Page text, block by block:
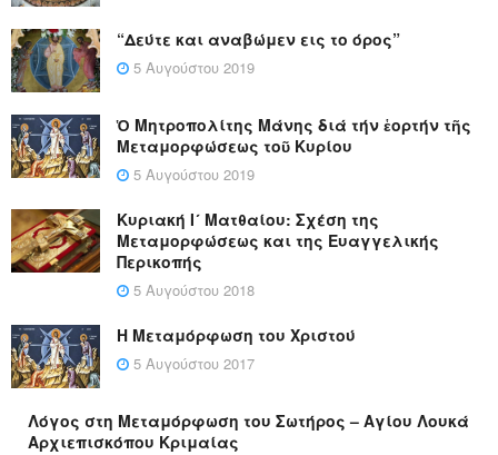
“Δεύτε και αναβώμεν εις το όρος”
5 Αυγούστου 2019
Ὁ Μητροπολίτης Μάνης διά τήν ἑορτήν τῆς
Μεταμορφώσεως τοῦ Κυρίου
5 Αυγούστου 2019
Κυριακή Ι´ Ματθαίου: Σχέση της
Μεταμορφώσεως και της Ευαγγελικής
Περικοπής
5 Αυγούστου 2018
Η Μεταμόρφωση του Χριστού
5 Αυγούστου 2017
Λόγος στη Μεταμόρφωση του Σωτήρος – Αγίου Λουκά
Αρχιεπισκόπου Κριμαίας